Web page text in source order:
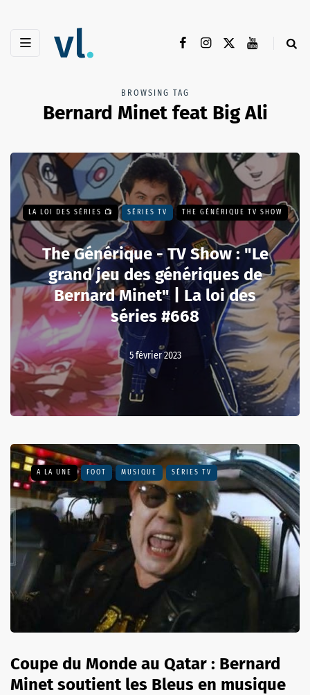
BROWSING TAG
Bernard Minet feat Big Ali
LA LOI DES SÉRIES 📺 SÉRIES TV THE GÉNÉRIQUE TV SHOW
The Générique - TV Show : "Le
grand jeu des génériques de
Bernard Minet" | La loi des
séries #668
5 février 2023
A LA UNE FOOT MUSIQUE SÉRIES TV
Coupe du Monde au Qatar : Bernard
Minet soutient les Bleus en musique